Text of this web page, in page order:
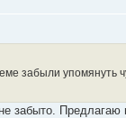
сообщение
забыли упомянуть
забыто.